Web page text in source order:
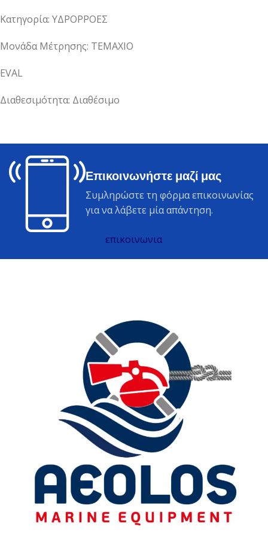
Κατηγορία: ΥΔΡΟΡΡΟΕΣ
Μονάδα Μέτρησης: ΤΕΜΑΧΙΟ
EVAL
Διαθεσιμότητα: Διαθέσιμο
Επικοινωνήστε μαζί μας
Συμληρώστε τη φόρμα επικοινωνίας
για να λάβετε μία απάντηση.
επικοινωνια